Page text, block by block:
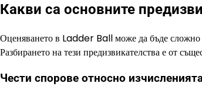
Какви са основните
Оценяването в Ladder Ball може да бъде сложно
Разбирането на тези предизвикателства е от
Чести спорове относно